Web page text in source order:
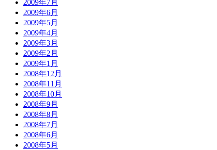
2009年7月
2009年6月
2009年5月
2009年4月
2009年3月
2009年2月
2009年1月
2008年12月
2008年11月
2008年10月
2008年9月
2008年8月
2008年7月
2008年6月
2008年5月